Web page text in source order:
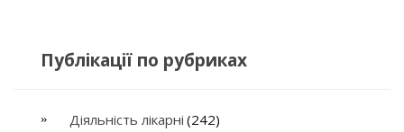
Публікації по рубриках
Діяльність лікарні (242)